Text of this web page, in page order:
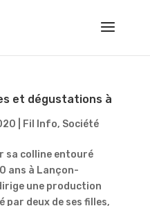
et dégustations à
Fil Info, Société
sa colline entouré
ans à Lançon-
une production
par deux de ses filles,